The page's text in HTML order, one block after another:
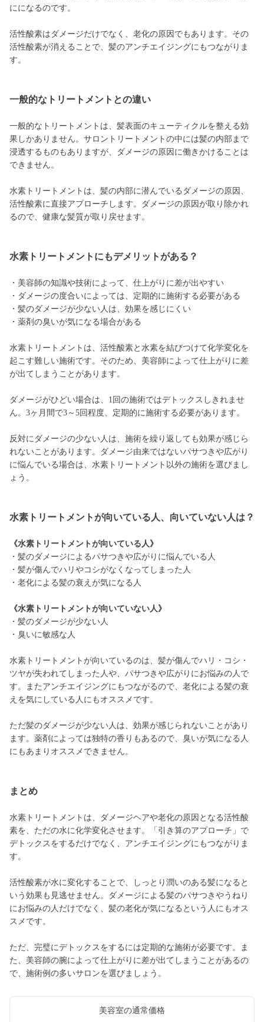
にになるのです。
活性酸素はダメージだけでなく、老化の原因でもあります。その
活性酸素が消えることで、髪のアンチエイジングにもつながりま
す。
一般的なトリートメントとの違い
一般的なトリートメントは、髪表面のキューティクルを整える効
果しかありません。サロントリートメントの中には髪の内部まで
浸透するものもありますが、ダメージの原因に働きかけることは
できません。
水素トリートメントは、髪の内部に潜んでいるダメージの原因、
活性酸素に直接アプローチします。ダメージの原因が取り除かれ
るので、健康な髪質が取り戻せます。
水素トリートメントにもデメリットがある？
・美容師の知識や技術によって、仕上がりに差が出やすい
・ダメージの度合いによっては、定期的に施術する必要がある
・髪のダメージが少ない人は、効果を感じにくい
・薬剤の臭いが気になる場合がある
水素トリートメントは、活性酸素と水素を結びつけて化学変化を
起こす難しい施術です。そのため、美容師によって仕上がりに差
が出てしまうことがあります。
ダメージがひどい場合は、1回の施術ではデトックスしきれませ
ん。3ヶ月間で3～5回程度、定期的に施術する必要があります。
反対にダメージの少ない人は、施術を繰り返しても効果が感じら
れないことがあります。ダメージ由来ではないパサつきや広がり
に悩んでいる場合は、水素トリートメント以外の施術を選びまし
ょう。
水素トリートメントが向いている人、向いていない人は？
《水素トリートメントが向いている人》
・髪のダメージによるパサつきや広がりに悩んでいる人
・髪が傷んでハリやコシがなくなってしまった人
・老化による髪の衰えが気になる人
《水素トリートメントが向いていない人》
・髪のダメージが少ない人
・臭いに敏感な人
水素トリートメントが向いているのは、髪が傷んでハリ・コシ・
ツヤが失われてしまった人や、パサつきや広がりにお悩みの人で
す。またアンチエイジングにもつながるので、老化による髪の衰
えを気にしている人にもオススメです。
ただ髪のダメージが少ない人は、効果が感じられないことがあり
ます。薬剤によっては独特の香りもあるので、臭いが気になる人
にもあまりオススメできません。
まとめ
水素トリートメントは、ダメージヘアや老化の原因となる活性酸
素を、ただの水に化学変化させます。「引き算のアプローチ」で
デトックスをするだけでなく、アンチエイジングにもつながりま
す。
活性酸素が水に変化することで、しっとり潤いのある髪になると
いう効果も見逃せません。ダメージによる髪のパサつきやうねり
にお悩みの人だけでなく、髪の老化が気になるという人にもオス
スメです。
ただ、完璧にデトックスをするには定期的な施術が必要です。ま
た、美容師の腕によって仕上がりに差が出てしまうことがあるの
で、施術例の多いサロンを選びましょう。
美容室の通常価格